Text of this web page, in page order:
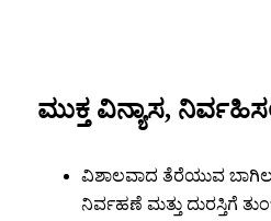
ಮುಕ್ತ ವಿನ್ಯಾಸ,
ವಿಶಾಲವಾದ ತೆರೆಯುವ
ನಿರ್ವಹಣೆ ಮತ್ತು ದುರಸ್ತಿಗೆ